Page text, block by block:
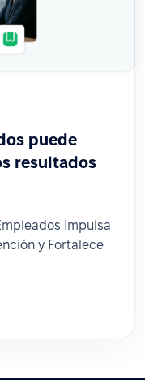
puede
resultados
Impulsa
y Fortalece